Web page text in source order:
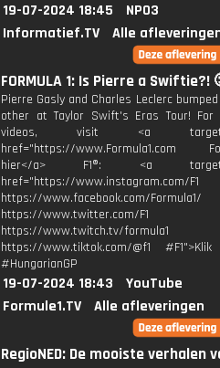
19-07-2024 18:45
NPO3
Informatief.TV
Alle
FORMULA 1: Is Pierre a Swiftie?!
Pierre Gasly and Charles Leclerc
other at Taylor Swift's Eras Tour! For
videos, visit <a
href="https://www.Formula1.com
hier</a> F1®: <a
href="https://www.instagram.com/F1
https://www.facebook.com/Formula1/
https://www.twitter.com/F1
https://www.twitch.tv/formula1
https://www.tiktok.com/@f1
#HungarianGP
19-07-2024 18:43
YouTube
Formule1.TV
Alle afleveringen
RegioNED: De mooiste verhalen